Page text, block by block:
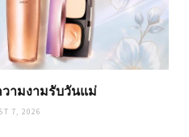
ามงามรับวันแม่
7, 2026